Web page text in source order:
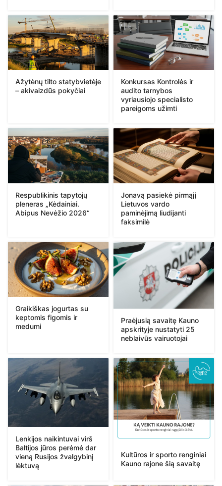
Ažytėnų tilto statybvietėje
– akivaizdūs pokyčiai
Konkursas Kontrolės ir
audito tarnybos
vyriausiojo specialisto
pareigoms užimti
Respublikinis tapytojų
pleneras „Kėdainiai.
Abipus Nevėžio 2026“
Jonavą pasiekė pirmąjį
Lietuvos vardo
paminėjimą liudijanti
faksimilė
Graikiškas jogurtas su
keptomis figomis ir
medumi
Praėjusią savaitę Kauno
apskrityje nustatyti 25
neblaivūs vairuotojai
Lenkijos naikintuvai virš
Baltijos jūros perėmė dar
vieną Rusijos žvalgybinį
lėktuvą
Kultūros ir sporto renginiai
Kauno rajone šią savaitę